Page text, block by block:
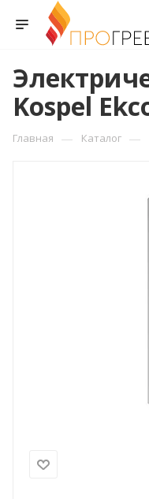
Kospel
Главная — Каталог —